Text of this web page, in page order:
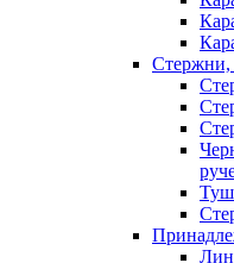
Стержни,